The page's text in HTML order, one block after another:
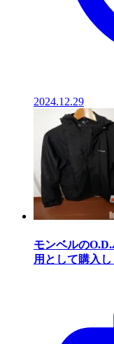
2024.12.29
モンベルの
用として購入